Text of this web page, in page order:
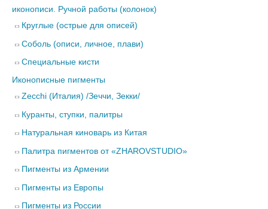
иконописи. Ручной работы (колонок)
Круглые (острые для описей)
Соболь (описи, личное, плави)
Специальные кисти
Иконописные пигменты
Zecchi (Италия) /Зеччи, Зекки/
Куранты, ступки, палитры
Натуральная киноварь из Китая
Палитра пигментов от «ZHAROVSTUDIO»
Пигменты из Армении
Пигменты из Европы
Пигменты из России